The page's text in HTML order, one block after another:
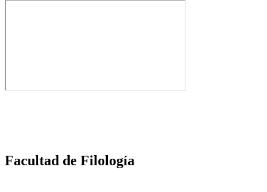
Facultad de Filología